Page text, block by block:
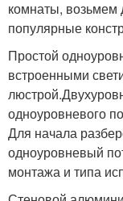
комнаты, возьмем
популярные
Простой
встроенными
одноуровневого
Для начала
одноуровневый
монтажа и типа